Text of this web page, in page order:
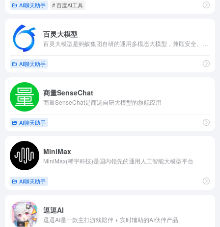
AI聊天助手 # 百度AI工具
百灵大模型
AI聊天助手
商量SenseChat
商量SenseChat是商汤自研大模型的旗舰应用
AI聊天助手
MiniMax
MiniMax(稀宇科技)是国内领先的通用人工智能大模型平台
AI聊天助手
逗逗AI
逗逗AI是一款主打游戏陪伴 + 实时辅助的AI伙伴产品